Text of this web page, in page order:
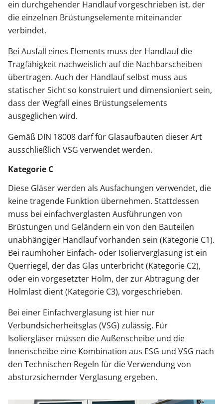
ein durchgehender Handlauf vorgeschrieben ist, der
die einzelnen Brüstungselemente miteinander
verbindet.
Bei Ausfall eines Elements muss der Handlauf die
Tragfähigkeit nachweislich auf die Nachbarscheiben
übertragen. Auch der Handlauf selbst muss aus
statischer Sicht so konstruiert und dimensioniert sein,
dass der Wegfall eines Brüstungselements
ausgeglichen wird.
Gemäß DIN 18008 darf für Glasaufbauten dieser Art
ausschließlich VSG verwendet werden.
Kategorie C
Diese Gläser werden als Ausfachungen verwendet, die
keine tragende Funktion übernehmen. Stattdessen
muss bei einfachverglasten Ausführungen von
Brüstungen und Geländern ein von den Bauteilen
unabhängiger Handlauf vorhanden sein (Kategorie C1).
Bei raumhoher Einfach- oder Isolierverglasung ist ein
Querriegel, der das Glas unterbricht (Kategorie C2),
oder ein vorgesetzter Holm, der zur Abtragung der
Holmlast dient (Kategorie C3), vorgeschrieben.
Bei einer Einfachverglasung ist hier nur
Verbundsicherheitsglas (VSG) zulässig. Für
Isoliergläser müssen die Außenscheibe und die
Innenscheibe eine Kombination aus ESG und VSG nach
den Technischen Regeln für die Verwendung von
absturzsichernder Verglasung ergeben.